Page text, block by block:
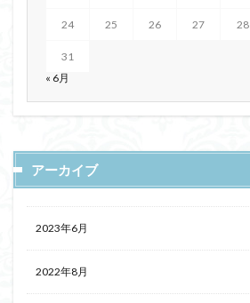
24 25 26 27 28
31
« 6月
アーカイブ
2023年6月
2022年8月